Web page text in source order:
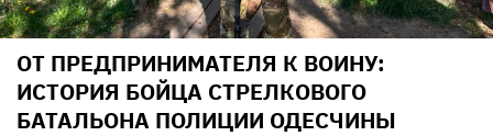
ОТ ПРЕДПРИНИМАТЕЛЯ К ВОИНУ:
ИСТОРИЯ БОЙЦА СТРЕЛКОВОГО
БАТАЛЬОНА ПОЛИЦИИ ОДЕСЧИНЫ